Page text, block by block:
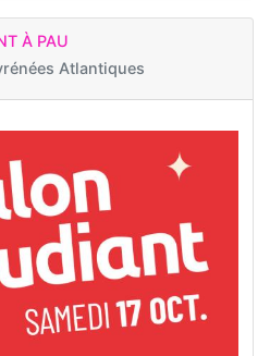
À PAU
Atlantiques